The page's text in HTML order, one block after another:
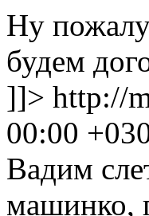
Ну
будем
]]> http://
00:00
Вадим
машинко,